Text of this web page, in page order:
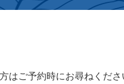
はご予約時にお尋ねくださ